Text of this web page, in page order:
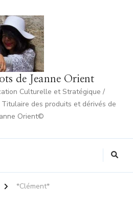
de Jeanne Orient
Culturelle et Stratégique /
des produits et dérivés de
Orient©
*Clément*